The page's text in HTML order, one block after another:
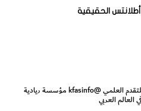
الحقيقية
العلمي@kfasinfo مؤسسة ريادية
العالم العربي